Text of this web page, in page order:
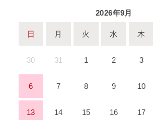
2026年9月
日 月 火 水 木
30 31 1 2 3
6 7 8 9 10
13 14 15 16 17